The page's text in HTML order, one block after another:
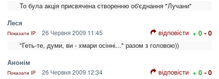
То була акція присвячена створенню об'єднання "Лучани"
Леся
Показати IP 26 Червня 2009 11:45 відповісти + 0 - 0
"Геть-те, думи, ви - хмари осінні..." разом з головою))
Анонім
Показати IP 26 Червня 2009 12:34 відповісти + 0 - 0